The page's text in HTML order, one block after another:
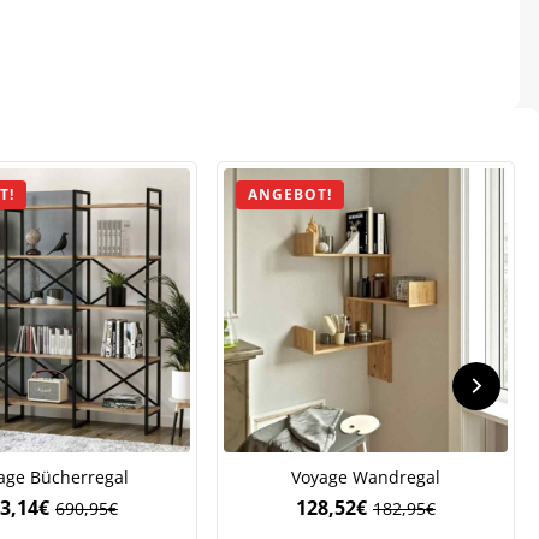
Bücherregal
690,95€
Ursprünglicher
€Aktueller
ANGEBOT!
Voyage Wandregal
182,95€
Ursprünglicher
128,52€Aktueller